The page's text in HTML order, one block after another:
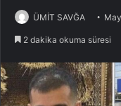
ÜMİT SAVĞA
2 dakika okuma süresi